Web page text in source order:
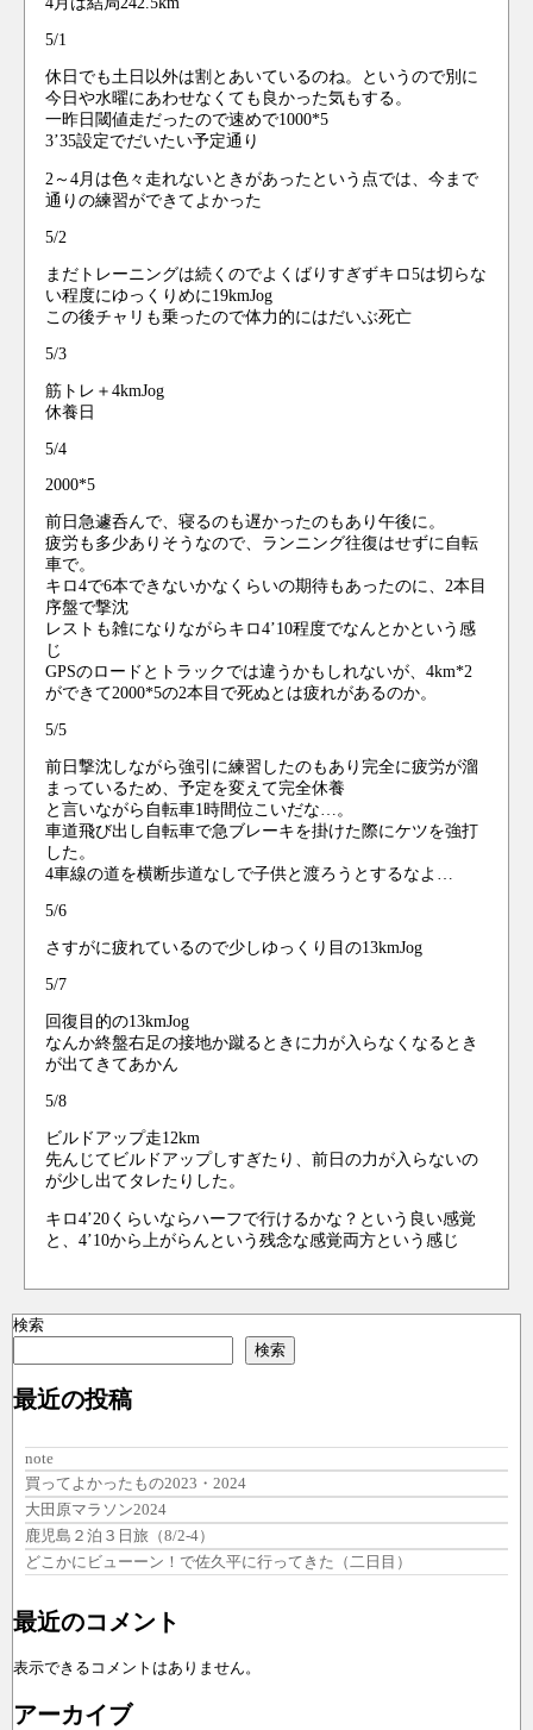
5/1
休日でも土日以外は割とあいているのね。というので別に
今日や水曜にあわせなくても良かった気もする。
一昨日閾値走だったので速めで1000*5
3’35設定でだいたい予定通り
2～4月は色々走れないときがあったという点では、今まで
通りの練習ができてよかった
5/2
まだトレーニングは続くのでよくばりすぎずキロ5は切らな
い程度にゆっくりめに19kmJog
この後チャリも乗ったので体力的にはだいぶ死亡
5/3
筋トレ＋4kmJog
休養日
5/4
2000*5
前日急遽呑んで、寝るのも遅かったのもあり午後に。
疲労も多少ありそうなので、ランニング往復はせずに自転
車で。
キロ4で6本できないかなくらいの期待もあったのに、2本目
序盤で撃沈
レストも雑になりながらキロ4’10程度でなんとかという感
じ
GPSのロードとトラックでは違うかもしれないが、4km*2
ができて2000*5の2本目で死ぬとは疲れがあるのか。
5/5
前日撃沈しながら強引に練習したのもあり完全に疲労が溜
まっているため、予定を変えて完全休養
と言いながら自転車1時間位こいだな…。
車道飛び出し自転車で急ブレーキを掛けた際にケツを強打
した。
4車線の道を横断歩道なしで子供と渡ろうとするなよ…
5/6
さすがに疲れているので少しゆっくり目の13kmJog
5/7
回復目的の13kmJog
なんか終盤右足の接地か蹴るときに力が入らなくなるとき
が出てきてあかん
5/8
ビルドアップ走12km
先んじてビルドアップしすぎたり、前日の力が入らないの
が少し出てタレたりした。
キロ4’20くらいならハーフで行けるかな？という良い感覚
と、4’10から上がらんという残念な感覚両方という感じ
検索
検索
最近の投稿
note
買ってよかったもの2023・2024
大田原マラソン2024
鹿児島２泊３日旅（8/2-4）
どこかにビューーン！で佐久平に行ってきた（二日目）
最近のコメント
表示できるコメントはありません。
アーカイブ